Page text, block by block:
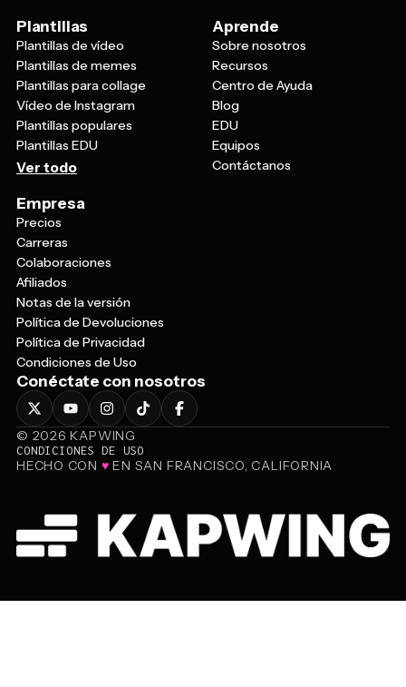
Plantillas
Plantillas de vídeo
Plantillas de memes
Plantillas para collage
Vídeo de Instagram
Plantillas populares
Plantillas EDU
Ver todo
Aprende
Sobre nosotros
Recursos
Centro de Ayuda
Blog
EDU
Equipos
Contáctanos
Empresa
Precios
Carreras
Colaboraciones
Afiliados
Notas de la versión
Política de Devoluciones
Política de Privacidad
Condiciones de Uso
Conéctate con nosotros
© 2026 KAPWING
CONDICIONES DE USO
HECHO CON ♥ EN SAN FRANCISCO, CALIFORNIA